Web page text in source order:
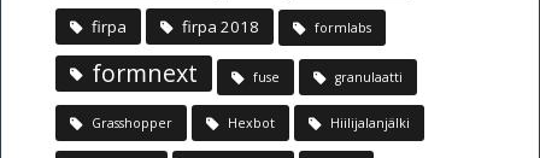
firpa firpa 2018 formlabs
formnext fuse granulaatti
Grasshopper Hexbot Hiilijalanjälki